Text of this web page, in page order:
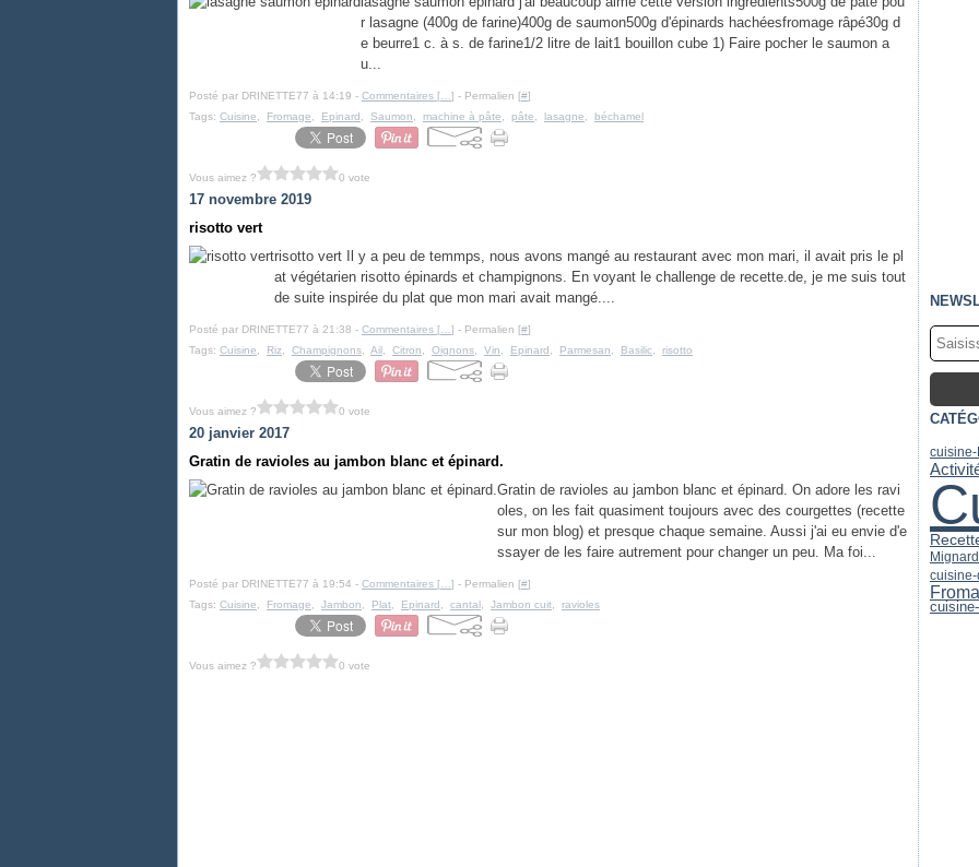
r lasagne (400g de farine)400g de saumon500g d'épinards hachéesfromage râpé30g d
e beurre1 c. à s. de farine1/2 litre de lait1 bouillon cube 1) Faire pocher le saumon a
u...
Posté par DRINETTE77 à 14:19 - Commentaires [ ] - Permalien [#]
Tags: Cuisine Fromage Epinard Saumon machine à pâte pâte lasagne béchamel
Vous aimez ? 0 vote
17 novembre 2019
risotto vert
risotto vert Il y a peu de temmps, nous avons mangé au restaurant avec mon mari, il avait pris le pl
at végétarien risotto épinards et champignons. En voyant le challenge de recette.de, je me suis tout
de suite inspirée du plat que mon mari avait mangé....
Posté par DRINETTE77 à 21:38 - Commentaires [ ] - Permalien [#]
Tags: Cuisine Riz Champignons Ail Citron Oignons Vin Epinard Parmesan Basilic risotto
Vous aimez ? 0 vote
20 janvier 2017
Gratin de ravioles au jambon blanc et épinard.
Gratin de ravioles au jambon blanc et épinard. On adore les ravi
oles, on les fait quasiment toujours avec des courgettes (recette
sur mon blog) et presque chaque semaine. Aussi j'ai eu envie d'e
ssayer de les faire autrement pour changer un peu. Ma foi...
Posté par DRINETTE77 à 19:54 - Commentaires [ ] - Permalien [#]
Tags: Cuisine Fromage Jambon Plat Epinard cantal Jambon cuit ravioles
Vous aimez ? 0 vote
cuisine-